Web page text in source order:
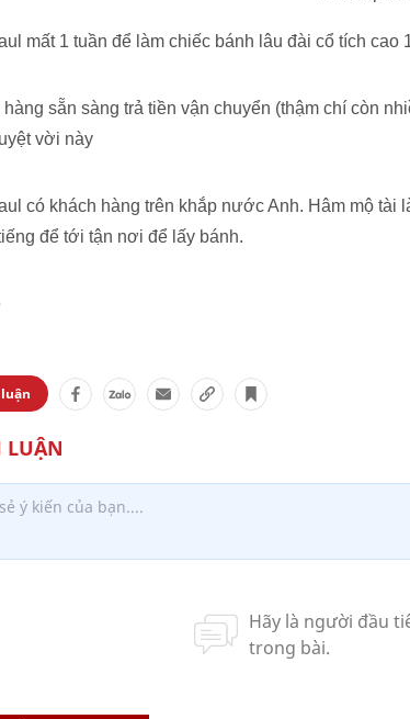
mất 1 tuần để làm chiếc bánh lâu đài cổ tích cao
hàng sẵn sàng trả tiền vận chuyển (thậm chí còn
vời này
có khách hàng trên khắp nước Anh. Hâm mộ tài
để tới tận nơi để lấy bánh.